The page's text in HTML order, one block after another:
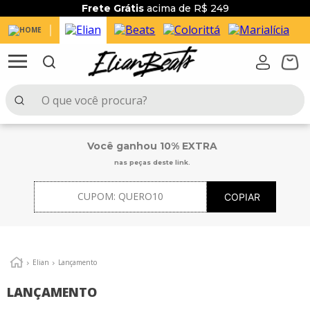
Frete Grátisacima de R$ 249
Você ganhou 10% EXTRA
nas peças deste link.
CUPOM: QUERO10 COPIAR
Elian Lançamento
LANÇAMENTO
TERMOS MAIS BUSCADOS
elian beats
3
conjunto menino
7º
saia